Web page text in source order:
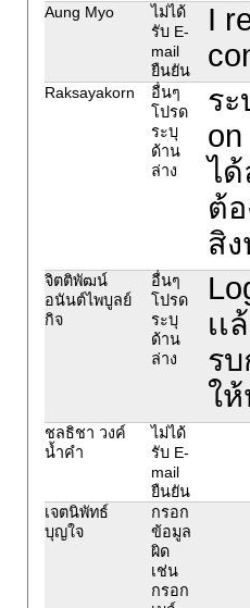
Aung Myo
ไม่ได้
รับ E-
mail
ยืนยัน
I
Raksayakorn
อื่นๆ
โปรด
ระบุ
ด้าน
ล่าง
ร
ไ
ต้
สิ
จิตติพัฒน์
อนันต์ไพบูลย์
กิจ
อื่นๆ
โปรด
ระบุ
ด้าน
ล่าง
เ
ร
ใ
ชลธิชา วงค์
น้ำคำ
ไม่ได้
รับ E-
mail
ยืนยัน
เจตนิพัทธ์
บุญใจ
กรอก
ข้อมูล
ผิด
เช่น
กรอก